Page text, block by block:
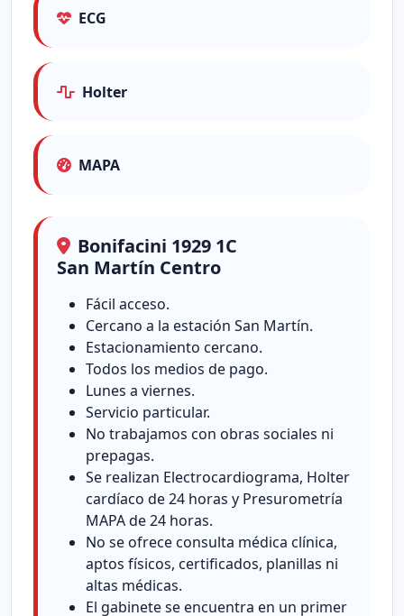
ECG
Holter
MAPA
Bonifacini 1929 1C
San Martín Centro
Fácil acceso.
Cercano a la estación San Martín.
Estacionamiento cercano.
Todos los medios de pago.
Lunes a viernes.
Servicio particular.
No trabajamos con obras sociales ni
prepagas.
Se realizan Electrocardiograma, Holter
cardíaco de 24 horas y Presurometría
MAPA de 24 horas.
No se ofrece consulta médica clínica,
aptos físicos, certificados, planillas ni
altas médicas.
El gabinete se encuentra en un primer